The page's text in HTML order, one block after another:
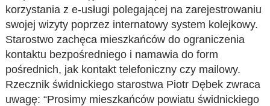
korzystania z e-usługi polegającej na zarejestrowaniu
swojej wizyty poprzez internatowy system kolejkowy.
Starostwo zachęca mieszkańców do ograniczenia
kontaktu bezpośredniego i namawia do form
pośrednich, jak kontakt telefoniczny czy mailowy.
Rzecznik świdnickiego starostwa Piotr Dębek zwraca
uwagę: “Prosimy mieszkańców powiatu świdnickiego